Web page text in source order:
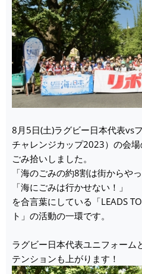
8月5日(土)ラグビー日本代表vs
チャレンジカップ2023）の会
ごみ拾いしました。
「海のごみの約8割は街からやっ
「海にごみは行かせない！」
を合言葉にしている「LEADS
ト」の活動の一環です。
ラグビー日本代表ユニフォーム
テンションも上がります！